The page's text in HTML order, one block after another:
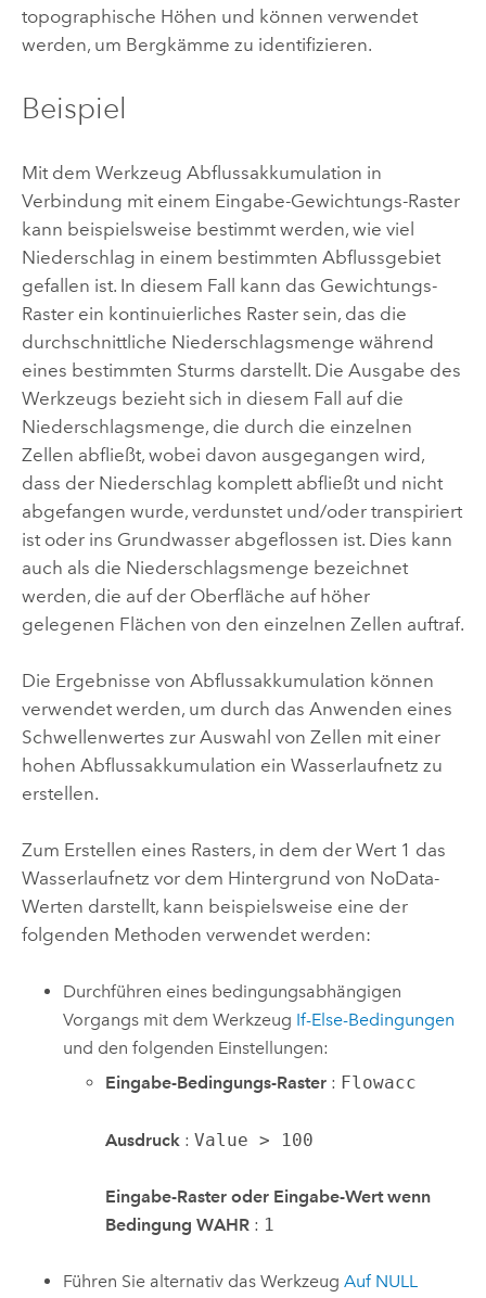
topographische Höhen und können verwendet
werden, um Bergkämme zu identifizieren.
Beispiel
Mit dem Werkzeug Abflussakkumulation in
Verbindung mit einem Eingabe-Gewichtungs-Raster
kann beispielsweise bestimmt werden, wie viel
Niederschlag in einem bestimmten Abflussgebiet
gefallen ist. In diesem Fall kann das Gewichtungs-
Raster ein kontinuierliches Raster sein, das die
durchschnittliche Niederschlagsmenge während
eines bestimmten Sturms darstellt. Die Ausgabe des
Werkzeugs bezieht sich in diesem Fall auf die
Niederschlagsmenge, die durch die einzelnen
Zellen abfließt, wobei davon ausgegangen wird,
dass der Niederschlag komplett abfließt und nicht
abgefangen wurde, verdunstet und/oder transpiriert
ist oder ins Grundwasser abgeflossen ist. Dies kann
auch als die Niederschlagsmenge bezeichnet
werden, die auf der Oberfläche auf höher
gelegenen Flächen von den einzelnen Zellen auftraf.
Die Ergebnisse von Abflussakkumulation können
verwendet werden, um durch das Anwenden eines
Schwellenwertes zur Auswahl von Zellen mit einer
hohen Abflussakkumulation ein Wasserlaufnetz zu
erstellen.
Zum Erstellen eines Rasters, in dem der Wert 1 das
Wasserlaufnetz vor dem Hintergrund von NoData-
Werten darstellt, kann beispielsweise eine der
folgenden Methoden verwendet werden:
Durchführen eines bedingungsabhängigen
Vorgangs mit dem Werkzeug If-Else-Bedingungen
und den folgenden Einstellungen:
Eingabe-Bedingungs-Raster : Flowacc
Ausdruck :Value > 100
Eingabe-Raster oder Eingabe-Wert wenn
Bedingung WAHR : 1
Führen Sie alternativ das WerkzeugAuf NULL